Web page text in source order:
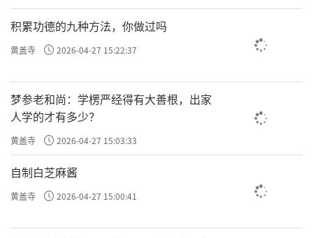
积累功德的九种方法，你做过吗
黄盖寺 2026-04-27 15:22:37
梦参老和尚：学楞严经得有大善根，出家
人学的才有多少？
黄盖寺 2026-04-27 15:03:33
自制白芝麻酱
黄盖寺 2026-04-27 15:00:41